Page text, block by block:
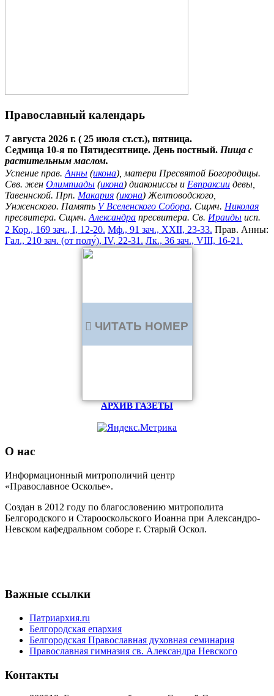
Православный календарь
7 августа 2026 г. ( 25 июля ст.ст.), пятница.
Седмица 10-я по Пятидесятнице. День постный. Пища с
растительным маслом.
Успение прав. Анны (икона), матери Пресвятой Богородицы.
Свв. жен Олимпиады (икона) диакониссы и Евпраксии девы,
Тавеннской. Прп. Макария (икона) Желтоводского,
Унженского. Память V Вселенского Собора. Сщмч. Николая
пресвитера. Сщмч. Александра пресвитера. Св. Ираиды исп.
2 Кор., 169 зач., I, 12-20. Мф., 91 зач., XXII, 23-33. Прав. Анны:
Гал., 210 зач. (от полу́), IV, 22-31. Лк., 36 зач., VIII, 16-21.
ЧИТАТЬ НОМЕР
АРХИВ ГАЗЕТЫ
О нас
Информационный митрополичий центр
«Православное Осколье».
Создан в 2012 году по благословению митрополита
Белгородского и Старооскольского Иоанна при Александро-
Невском кафедральном соборе г. Старый Оскол.
Важные ссылки
Патриархия.ru
Белгородская епархия
Белгородская Православная духовная семинария
Православная гимназия св. Александра Невского
Контакты